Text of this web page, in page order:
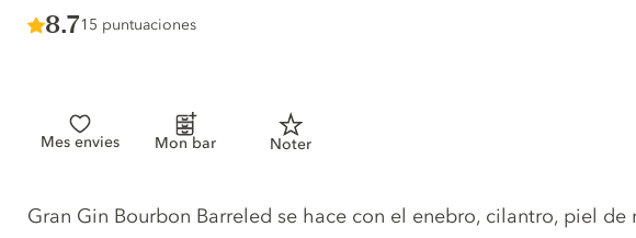
Score :
8.7/ 10
15 puntuaciones
Mes envies Mon bar Noter
Gin description
Gran Gin Bourbon Barreled se hace con el enebro, cilantro, piel de